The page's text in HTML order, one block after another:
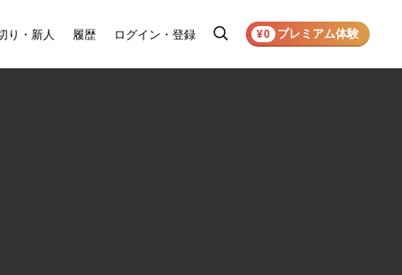
り・新人 履歴 ログイン・登録
検
¥0 プレミアム体験